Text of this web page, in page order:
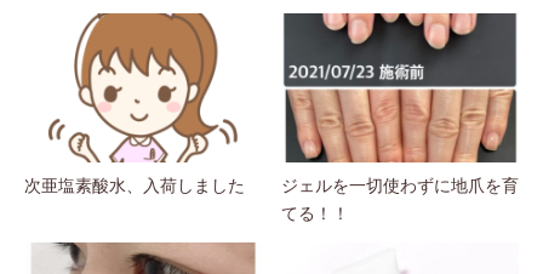
次亜塩素酸水、入荷しました
ジェルを一切使わずに地爪を育
てる！！